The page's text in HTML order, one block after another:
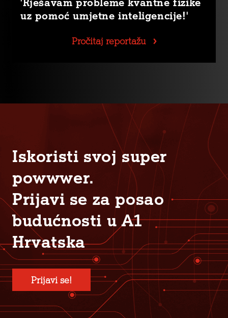
uz pomoć umjetne inteligencije!'
Pročitaj reportažu
Iskoristi svoj super
powwwer.
Prijavi se za posao
budućnosti u A1
Hrvatska
Prijavi se!